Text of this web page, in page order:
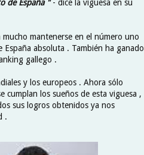
de España "- dice la viguesa en su
mantenerse en el número uno
absoluta . También ha ganado
gallego .
y los europeos . Ahora sólo
cumplan los sueños de esta viguesa ,
sus logros obtenidos ya nos
.